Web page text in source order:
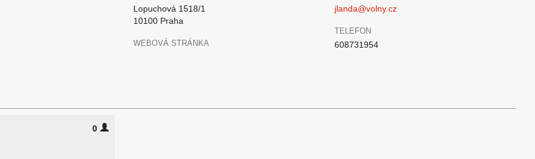
Lopuchová 1518/1
10100 Praha
WEBOVÁ STRÁNKA
jlanda@volny.cz
TELEFON
608731954
0